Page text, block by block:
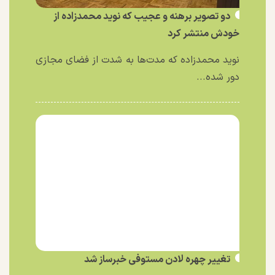
دو تصویر برهنه و عجیب که نوید محمدزاده از
خودش منتشر کرد
نوید محمدزاده که مدت‌ها به شدت از فضای مجازی
دور شده...
تغییر چهره لادن مستوفی خبرساز شد